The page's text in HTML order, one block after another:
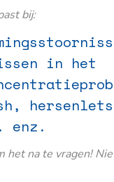
bij:
in het
enz.
het na te vragen!